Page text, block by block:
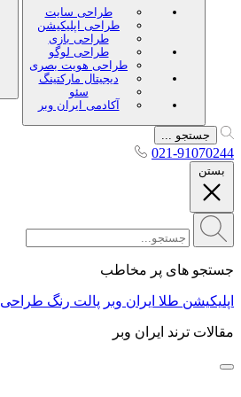
طراحی سایت
طراحی اپلیکیشن
طراحی بازی
طراحی لوگو
طراحی هویت بصری
دیجیتال مارکتینگ
سئو
آکادمی ایران وبر
جستجو ...
021-91070244
بستن
جستجو های پر مخاطب
اپلیکیشن طلا ایران وبر پالت رنگ طراحی
مقالات ترند ایران وبر